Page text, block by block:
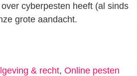
cyberpesten heeft (al sinds
grote aandacht.
& recht, Online pesten